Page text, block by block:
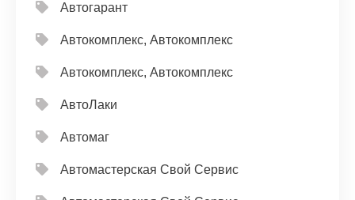
Автогарант
Автокомплекс, Автокомплекс
Автокомплекс, Автокомплекс
АвтоЛаки
Автомаг
Автомастерская Свой Сервис